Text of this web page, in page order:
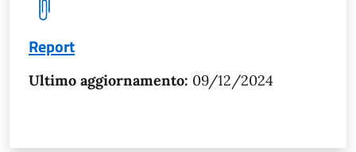
Report
Ultimo aggiornamento: 09/12/2024